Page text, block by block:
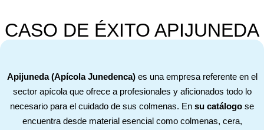
CASO DE ÉXITO APIJUNEDA
Apijuneda (Apícola Junedenca)es una empresa referente en el
sector apícola que ofrece a profesionales y aficionados todo lo
necesario para el cuidado de sus colmenas. En su catálogo se
encuentra desde material esencial como colmenas, cera,